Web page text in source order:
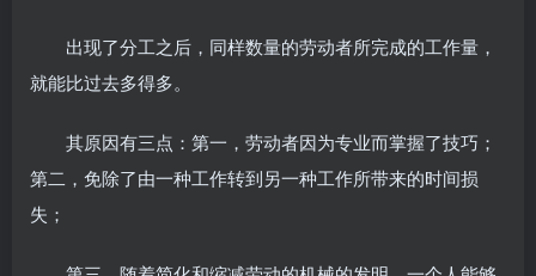
出现了分工之后，同样数量的劳动者所完成的工作量，
就能比过去多得多。
其原因有三点：第一，劳动者因为专业而掌握了技巧；
第二，免除了由一种工作转到另一种工作所带来的时间损
失；